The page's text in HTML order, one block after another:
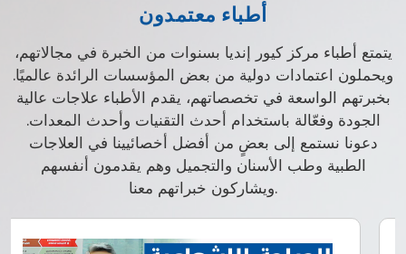
أطباء معتمدون
يتمتع أطباء مركز كيور إنديا بسنوات من الخبرة في مجالاتهم،
ويحملون اعتمادات دولية من بعض المؤسسات الرائدة عالميًا.
بخبرتهم الواسعة في تخصصاتهم، يقدم الأطباء علاجات عالية
الجودة وفعّالة باستخدام أحدث التقنيات وأحدث المعدات.
دعونا نستمع إلى بعضٍ من أفضل أخصائيينا في العلاجات
الطبية وطب الأسنان والتجميل وهم يقدمون أنفسهم
ويشاركون خبراتهم معنا.